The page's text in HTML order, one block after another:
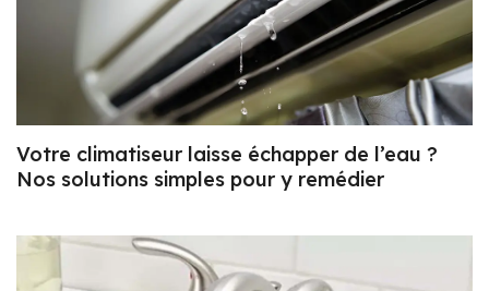
Votre climatiseur laisse échapper de l’eau ?
Nos solutions simples pour y remédier